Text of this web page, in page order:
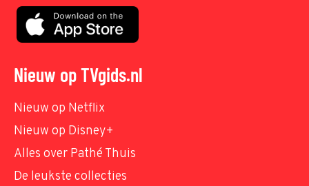
Nieuw op TVgids.nl
Nieuw op Netflix
Nieuw op Disney+
Alles over Pathé Thuis
De leukste collecties